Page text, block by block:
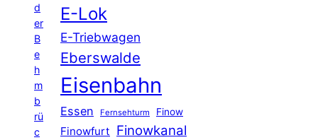
d
er
B
e
h
m
b
rü
c
E-Lok
E-Triebwagen
Eberswalde
Eisenbahn
Essen Fernsehturm Finow
Finowfurt Finowkanal